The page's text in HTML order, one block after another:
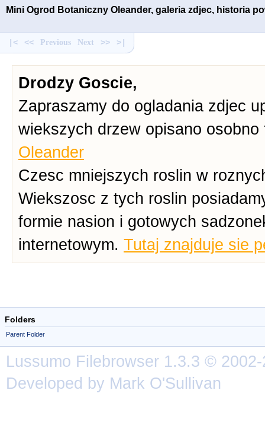
Mini Ogrod Botaniczny Oleander, galeria zdjec, historia
|< << Previous Next >> >|
Drodzy Goscie,
Zapraszamy do ogladania zdjec
wiekszych drzew opisano
Oleander
Czesc mniejszych roslin w
Wiekszosc z tych roslin
formie nasion i gotowych
internetowym. Tutaj znajduje sie
Folders
Parent Folder
Lussumo Filebrowser 1.3.3 ©
Developed by Mark O'Sullivan